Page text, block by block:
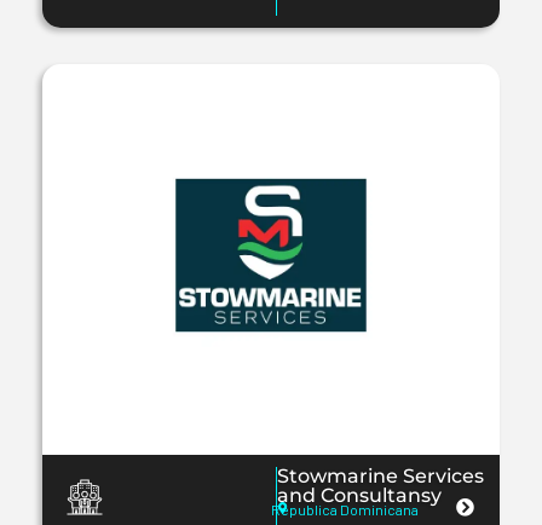
Stowmarine Services
and Consultansy
Republica Dominicana